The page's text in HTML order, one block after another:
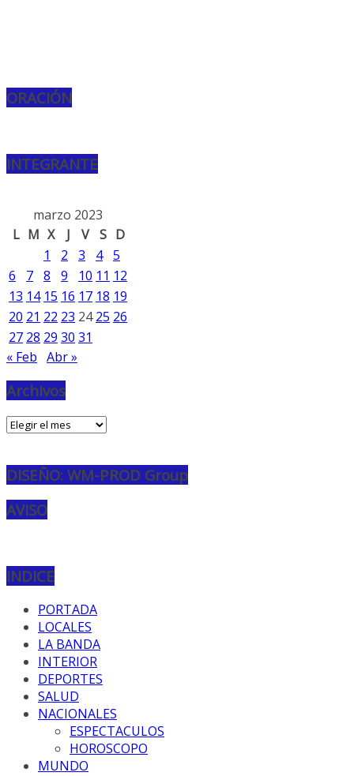
ORACIÓN
INTEGRANTE
marzo 2023
L M X J V S D
1
2 3 4 5
6
7 8 9 10 11 12
13 14 15 16 17 18 19
20 21 22 23 24 25 26
27 28 29 30 31
« Feb Abr »
Archivos
Archivos
DISEÑO: WM-PROD Group
AVISO
INDICE
PORTADA
LOCALES
LA BANDA
INTERIOR
DEPORTES
SALUD
NACIONALES
ESPECTACULOS
HOROSCOPO
MUNDO